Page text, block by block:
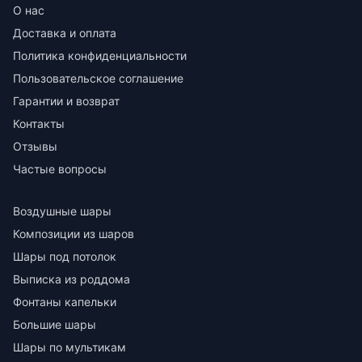
О нас
Доставка и оплата
Политика конфиденциальности
Пользовательское соглашение
Гарантии и возврат
Контакты
Отзывы
Частые вопросы
Воздушные шары
Композиции из шаров
Шары под потолок
Выписка из роддома
Фонтаны капельки
Большие шары
Шары по мультикам